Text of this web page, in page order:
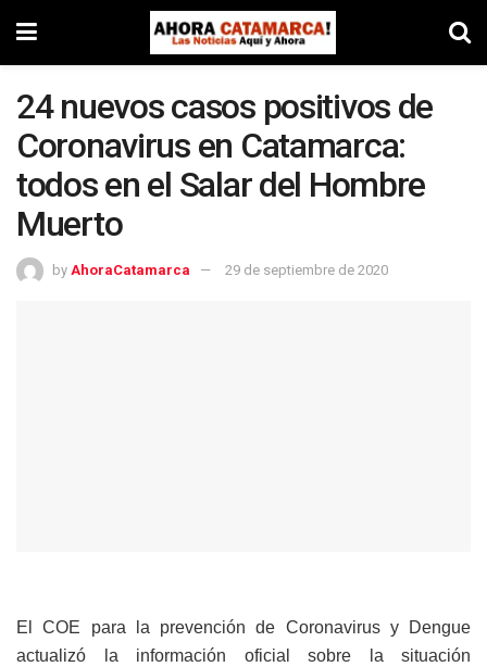
24 nuevos casos positivos de
Coronavirus en Catamarca:
todos en el Salar del Hombre
Muerto
by AhoraCatamarca 29 de septiembre de 2020
El COE para la prevención de Coronavirus y Dengue
actualizó la información oficial sobre la situación